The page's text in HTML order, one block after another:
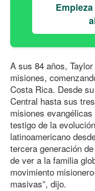
A sus 84 años,
misiones,
Costa Rica. Desde
Central hasta sus
misiones
testigo de la
latinoamericano
tercera generación
de ver a la familia
movimiento
masivas”, dijo.